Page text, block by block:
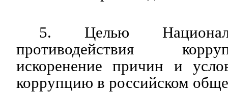
5. Целью
противодействия
искоренение причин и
коррупцию в российском